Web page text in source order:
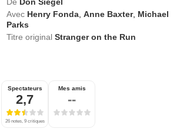
Avec Henry Fonda ,Anne Baxter, Michael
Parks
Titre originalStranger on the Run
Spectateurs
2,7
26 notes, 9 critiques
Mes amis
--